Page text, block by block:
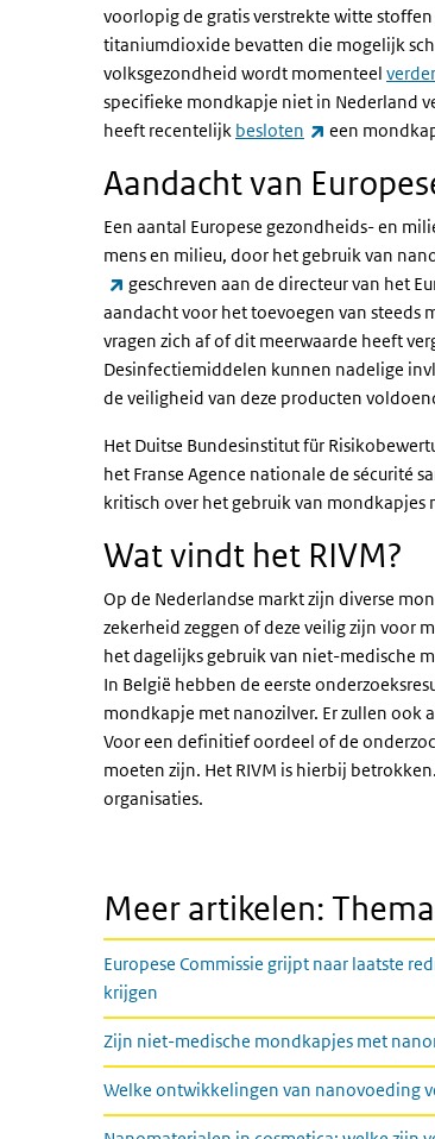
voorlopig de gratis verstrekte witte
titaniumdioxide bevatten die mogelijk
volksgezondheid wordt momenteel
specifieke mondkapje niet in Nederland
heeft recentelijk besloten (externe link)
een
Aandacht van
Een aantal Europese gezondheids- en
mens en milieu, door het gebruik van
(externe link)
geschreven aan de directeur van het
aandacht voor het toevoegen van steeds
vragen zich af of dit meerwaarde heeft
Desinfectiemiddelen kunnen nadelige
de veiligheid van deze producten
Het Duitse Bundesinstitut für
het Franse Agence nationale de sécurité
kritisch over het gebruik van mondkapjes
Wat vindt het RIVM?
Op de Nederlandse markt zijn diverse
zekerheid zeggen of deze veilig zijn voor
het dagelijks gebruik van niet-medische
In België hebben de eerste
mondkapje met nanozilver. Er zullen ook
Voor een definitief oordeel of de
moeten zijn. Het RIVM is hierbij
organisaties.
Meer artikelen:
Europese Commissie grijpt naar laatste
krijgen
Zijn niet-medische mondkapjes met
Welke ontwikkelingen van nanovoeding